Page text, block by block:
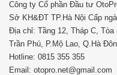
Công ty Cổ phần Đầu tư
Sở KH&ĐT TP.Hà Nội Cấp
Địa chỉ: Tầng 12, Tháp C,
Trần Phú, P.Mộ Lao, Q.Hà
Hotline: 0815 355 355
Email: otopro.net@gmail.com